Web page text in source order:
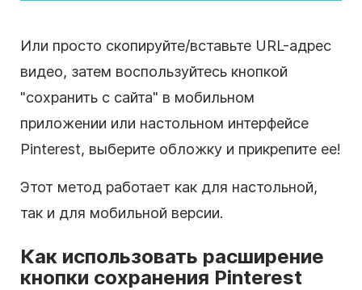
Или просто скопируйте/вставьте URL-адрес
видео, затем воспользуйтесь кнопкой
"сохранить с сайта" в мобильном
приложении или настольном интерфейсе
Pinterest, выберите обложку и прикрепите ее!
Этот метод работает как для настольной,
так и для мобильной версии.
Как использовать расширение
кнопки сохранения Pinterest